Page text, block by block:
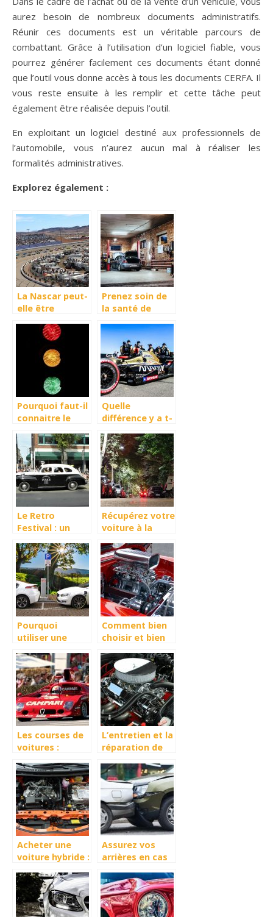
aurez besoin de nombreux documents administratifs.
Réunir ces documents est un véritable parcours de
combattant. Grâce à l’utilisation d’un logiciel fiable, vous
pourrez générer facilement ces documents étant donné
que l’outil vous donne accès à tous les documents CERFA. Il
vous reste ensuite à les remplir et cette tâche peut
également être réalisée depuis l’outil.
En exploitant un logiciel destiné aux professionnels de
l’automobile, vous n’aurez aucun mal à réaliser les
formalités administratives.
Explorez également :
La Nascar peut-
elle être
comme un
sport ?
Prenez soin de
la santé de
Pourquoi faut-il
connaitre le
route?
Quelle
différence y a t-
Formule 1 et
l’Indy Car ?
Le Retro
Festival : un
pas manquer
Récupérez votre
voiture à la
Pourquoi
utiliser une
hybride ?
Comment bien
choisir et bien
voiture ?
Les courses de
voitures :
risques
L’entretien et la
réparation de
comment faire?
Acheter une
voiture hybride :
Assurez vos
arrières en cas
voiture